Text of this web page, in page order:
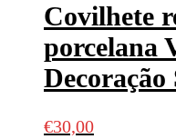
Covilhete
porcelana
Decoração
€30,00